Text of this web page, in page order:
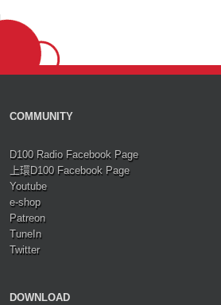
COMMUNITY
D100 Radio Facebook Page
上環D100 Facebook Page
Youtube
e-shop
Patreon
TuneIn
Twitter
DOWNLOAD